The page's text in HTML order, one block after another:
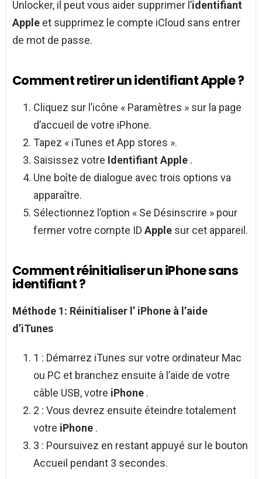
Unlocker, il peut vous aider supprimer l’identifiant
Apple et supprimez le compte iCloud sans entrer
de mot de passe.
Comment retirer un identifiant Apple ?
Cliquez sur l’icône « Paramètres » sur la page
d’accueil de votre iPhone.
Tapez « iTunes et App stores ».
Saisissez votre Identifiant Apple .
Une boîte de dialogue avec trois options va
apparaître.
Sélectionnez l’option « Se Désinscrire » pour
fermer votre compte ID Apple sur cet appareil.
Comment réinitialiser un iPhone sans
identifiant ?
Méthode 1: Réinitialiser l’ iPhone à l’aide
d’iTunes
1 : Démarrez iTunes sur votre ordinateur Mac
ou PC et branchez ensuite à l’aide de votre
câble USB, votre iPhone .
2 : Vous devrez ensuite éteindre totalement
votre iPhone .
3 : Poursuivez en restant appuyé sur le bouton
Accueil pendant 3 secondes.